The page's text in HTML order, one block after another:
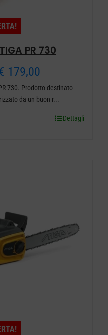
PR 730
Il
€ 179,00Il
prezzo
730. Prodotto destinato
da un buon r...
Dettagli